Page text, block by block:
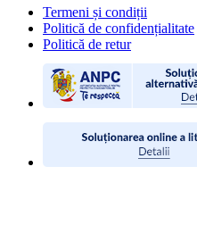
Termeni și condiții
Politică de confidențialitate
Politică de retur